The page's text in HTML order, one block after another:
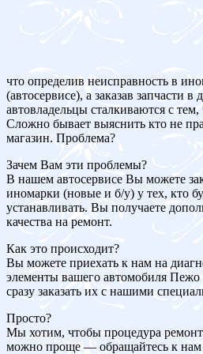
что определив неисправность в
(автосервисе), а заказав запчасти в
автовладельцы сталкиваются с
Сложно бывает выяснить кто не
магазин. Проблема?
Зачем Вам эти проблемы?
В нашем автосервисе Вы можете
иномарки (новые и б/у) у тех, кто
устанавливать. Вы получаете
качества на ремонт.
Как это происходит?
Вы можете приехать к нам на
элементы вашего автомобиля Пежо
сразу заказать их с нашими
Просто?
Мы хотим, чтобы процедура
можно проще — обращайтесь к нам